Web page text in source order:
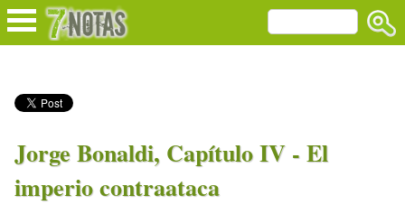
Jorge Bonaldi, Capítulo IV - El
imperio contraataca